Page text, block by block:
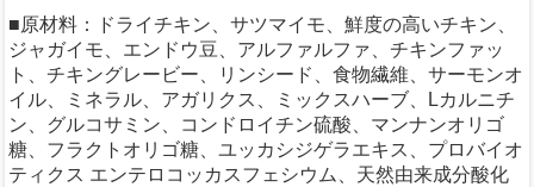
■原材料：ドライチキン、サツマイモ、鮮度の高いチキン、
ジャガイモ、エンドウ豆、アルファルファ、チキンファッ
ト、チキングレービー、リンシード、食物繊維、サーモンオ
イル、ミネラル、アガリクス、ミックスハーブ、Lカルニチ
ン、グルコサミン、コンドロイチン硫酸、マンナンオリゴ
糖、フラクトオリゴ糖、ユッカシジゲラエキス、プロバイオ
ティクス エンテロコッカスフェシウム、天然由来成分酸化